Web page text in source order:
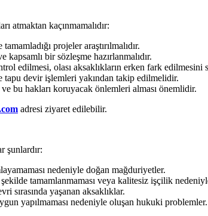
atmaktan kaçınmamalıdır:
projeler araştırılmalıdır.
kapsamlı bir sözleşme hazırlanmalıdır.
edilmesi, olası aksaklıkların erken fark edilmesini
devir işlemleri yakından takip edilmelidir.
bu hakları koruyacak önlemleri alması önemlidir.
adresi ziyaret edilebilir.
şunlardır:
nedeniyle doğan mağduriyetler.
tamamlanmaması veya kalitesiz işçilik
sırasında yaşanan aksaklıklar.
yapılmaması nedeniyle oluşan hukuki problemler.